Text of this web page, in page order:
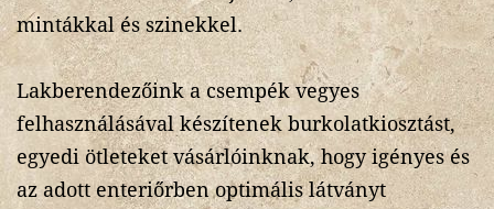
mintákkal és szinekkel.
Lakberendezőink a csempék vegyes
felhasználásával készítenek burkolatkiosztást,
egyedi ötleteket vásárlóinknak, hogy igényes és
az adott enteriőrben optimális látványt